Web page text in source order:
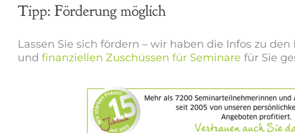
Tipp: Förderung möglich
Lassen Sie sich fördern – wir haben die Infos zu
und finanziellen Zuschüssen für Seminare für Sie